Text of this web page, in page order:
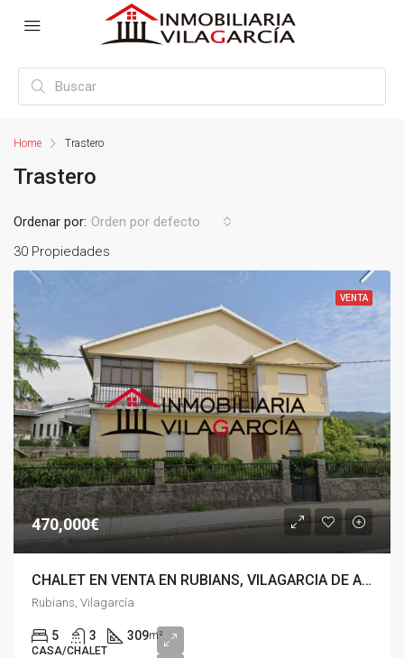
Home Trastero
Trastero
30 Propiedades
Ordenar por: Orden por defecto
VENTA
470,000€
CHALET EN VENTA EN RUBIANS, VILAGARCIA DE AROUSA
Rubians, Vilagarcía
5 3 309m²
CASA/CHALET